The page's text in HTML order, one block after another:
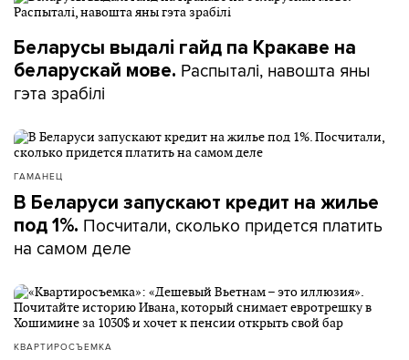
Беларусы выдалі гайд па Кракаве на
беларускай мове. Распыталі, навошта яны
гэта зрабілі
ГАМАНЕЦ
В Беларуси запускают кредит на жилье
под 1%. Посчитали, сколько придется платить
на самом деле
КВАРТИРОСЪЕМКА